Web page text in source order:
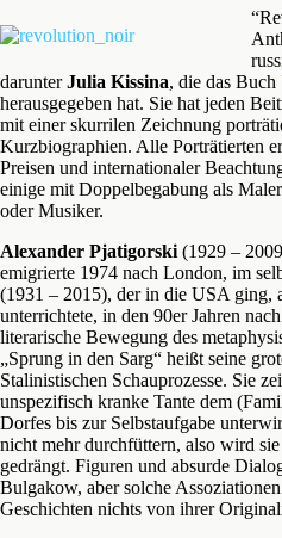
darunterJulia Kissina, die das Buch
herausgegeben hat. Sie hat jeden
mit einer skurrilen Zeichnung
Kurzbiographien. Alle Porträtierten
Preisen und internationaler
einige mit Doppelbegabung als
oder Musiker.
Alexander Pjatigorski (1929 –
emigrierte 1974 nach London, im
(1931 – 2015), der in die USA ging,
unterrichtete, in den 90er Jahren
literarische Bewegung des
„Sprung in den Sarg“ heißt seine
Stalinistischen Schauprozesse. Sie
unspezifisch kranke Tante dem
Dorfes bis zur Selbstaufgabe
nicht mehr durchfüttern, also wird
gedrängt. Figuren und absurde
Bulgakow, aber solche
Geschichten nichts von ihrer